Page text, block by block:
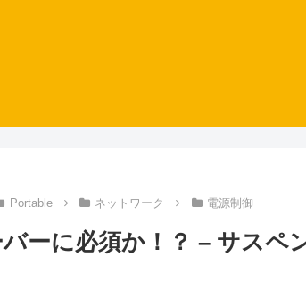
Portable ネットワーク 電源制御
ーに必須か！？ – サスペ